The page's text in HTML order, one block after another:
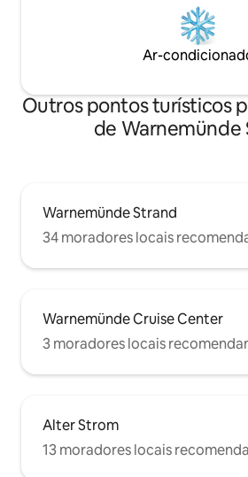
Ar-
Outros pontos turísticos
de Warnemünde
Warnemünde Strand
34 moradores locais
Warnemünde Cruise Center
3 moradores locais
Alter Strom
13 moradores locais